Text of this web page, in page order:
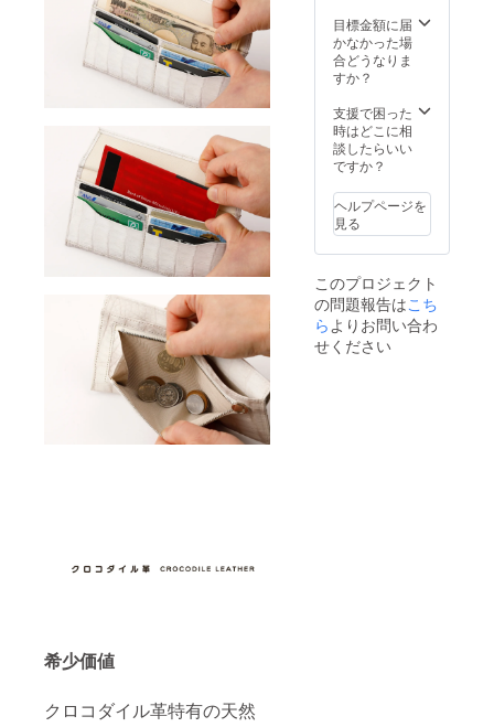
希少価値
クロコダイル革特有の天然
えるこ
とがで
きた場
価格が
販売予
定価格
より下
能性が
ござい
ます。
※基本的
急便で
の発送
となり
ます。
※税込・
目標金額に届
かなかった場
合どうなりま
すか？
支援で困った
時はどこに相
談したらいい
ですか？
ヘルプページを
見る
このプロジェクト
の問題報告はこち
らよりお問い合わ
せください